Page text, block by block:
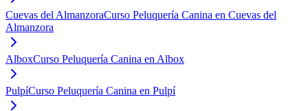
Cuevas del AlmanzoraCurso Peluquería Canina en Cuevas del
Almanzora
AlboxCurso Peluquería Canina en Albox
PulpíCurso Peluquería Canina en Pulpí